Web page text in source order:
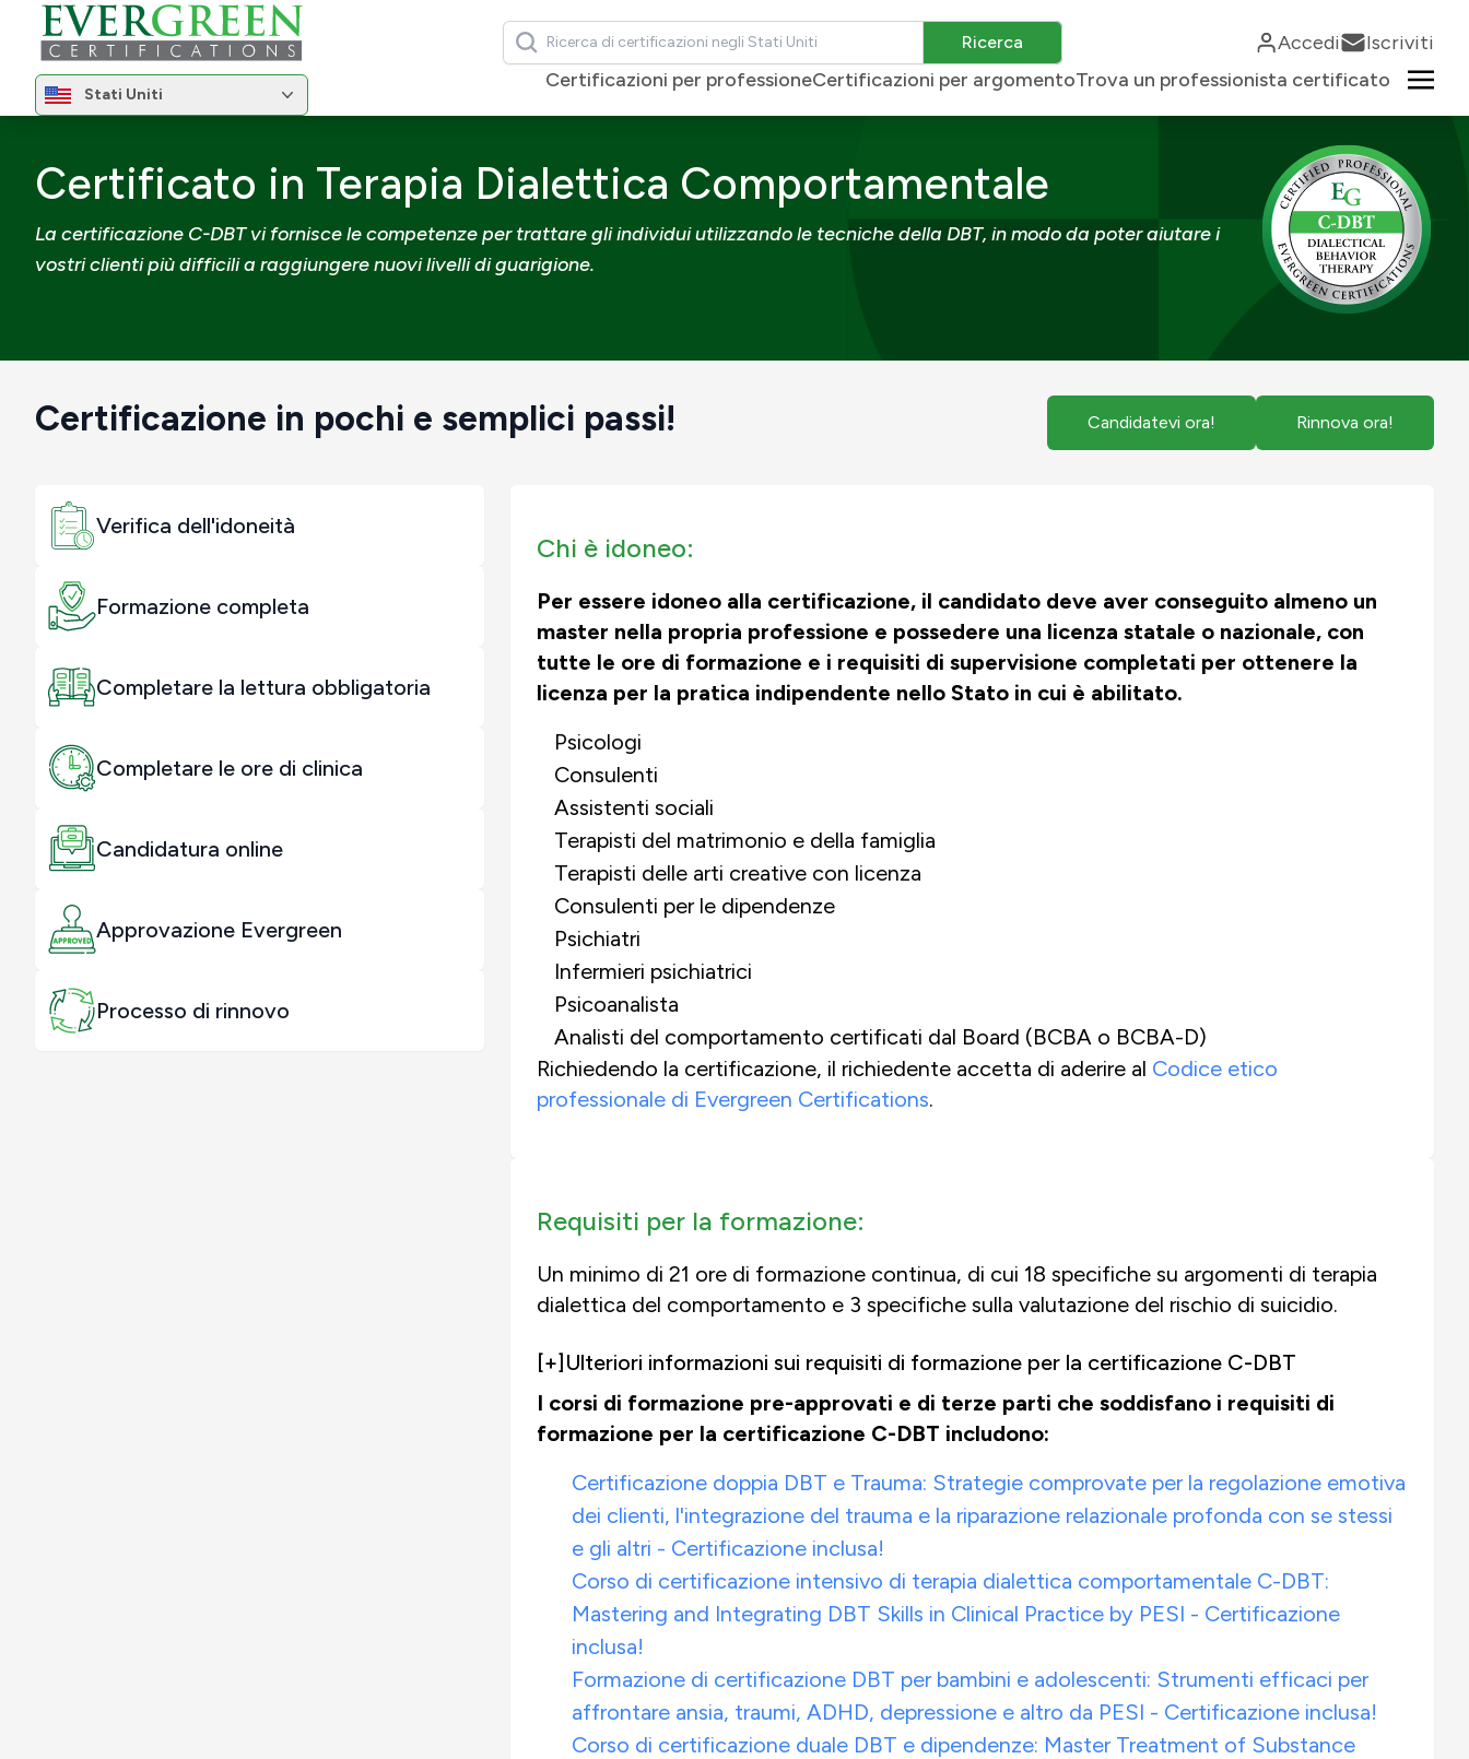
Cambia regione
Stati Uniti
Cambia regione
Ricerca Ricerca Accedi
Iscriviti
Certificazioni per professioneCertificazioni per argomentoTrova un professionista certificato
Casa Certificazioni Certificato in Terapia Dialettica Comportamentale
Certificato in Terapia Dialettica Comportamentale
La certificazione C-DBT vi fornisce le competenze per trattare gli individui utilizzando le tecniche della DBT, in modo da poter aiutare i
vostri clienti più difficili a raggiungere nuovi livelli di guarigione.
Certificazione in pochi e semplici passi! Candidatevi ora! Rinnova ora!
Verifica dell'idoneità
Formazione completa
Completare la lettura obbligatoria
Completare le ore di clinica
Candidatura online
Approvazione Evergreen
Processo di rinnovo
Chi è idoneo:
Per essere idoneo alla certificazione, il candidato deve aver conseguito almeno un
master nella propria professione e possedere una licenza statale o nazionale, con
tutte le ore di formazione e i requisiti di supervisione completati per ottenere la
licenza per la pratica indipendente nello Stato in cui è abilitato.
Psicologi
Consulenti
Assistenti sociali
Terapisti del matrimonio e della famiglia
Terapisti delle arti creative con licenza
Consulenti per le dipendenze
Psichiatri
Infermieri psichiatrici
Psicoanalista
Analisti del comportamento certificati dal Board (BCBA o BCBA-D)
Richiedendo la certificazione, il richiedente accetta di aderire al Codice etico
professionale di Evergreen Certifications.
Requisiti per la formazione:
Un minimo di 21 ore di formazione continua, di cui 18 specifiche su argomenti di terapia
dialettica del comportamento e 3 specifiche sulla valutazione del rischio di suicidio.
[+]Ulteriori informazioni sui requisiti di formazione per la certificazione C-DBT
I corsi di formazione pre-approvati e di terze parti che soddisfano i requisiti di
formazione per la certificazione C-DBT includono:
Certificazione doppia DBT e Trauma: Strategie comprovate per la regolazione emotiva
dei clienti, l'integrazione del trauma e la riparazione relazionale profonda con se stessi
e gli altri - Certificazione inclusa!
Corso di certificazione intensivo di terapia dialettica comportamentale C-DBT:
Mastering and Integrating DBT Skills in Clinical Practice by PESI - Certificazione
inclusa!
Formazione di certificazione DBT per bambini e adolescenti: Strumenti efficaci per
affrontare ansia, traumi, ADHD, depressione e altro da PESI - Certificazione inclusa!
Corso di certificazione duale DBT e dipendenze: Master Treatment of Substance